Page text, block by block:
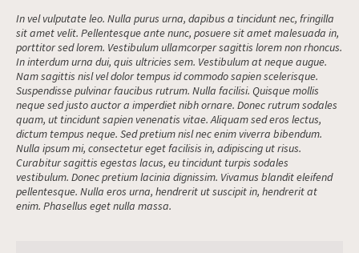
In vel vulputate leo. Nulla purus urna, dapibus a tincidunt nec, fringilla
sit amet velit. Pellentesque ante nunc, posuere sit amet malesuada in,
porttitor sed lorem. Vestibulum ullamcorper sagittis lorem non rhoncus.
In interdum urna dui, quis ultricies sem. Vestibulum at neque augue.
Nam sagittis nisl vel dolor tempus id commodo sapien scelerisque.
Suspendisse pulvinar faucibus rutrum. Nulla facilisi. Quisque mollis
neque sed justo auctor a imperdiet nibh ornare. Donec rutrum sodales
quam, ut tincidunt sapien venenatis vitae. Aliquam sed eros lectus,
dictum tempus neque. Sed pretium nisl nec enim viverra bibendum.
Nulla ipsum mi, consectetur eget facilisis in, adipiscing ut risus.
Curabitur sagittis egestas lacus, eu tincidunt turpis sodales
vestibulum. Donec pretium lacinia dignissim. Vivamus blandit eleifend
pellentesque. Nulla eros urna, hendrerit ut suscipit in, hendrerit at
enim. Phasellus eget nulla massa.